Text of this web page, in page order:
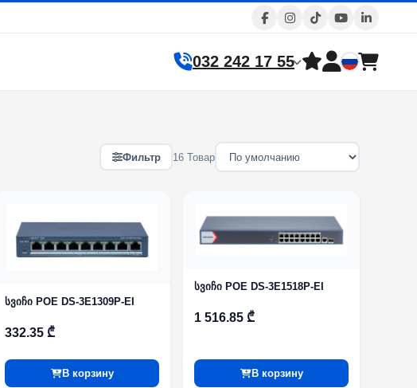
032 242 17 55
Фильтр 16 Товар
სვიჩი POE DS-3E1309P-EI
332.35 ₾
В корзину
სვიჩი POE DS-3E1518P-EI
1 516.85 ₾
В корзину